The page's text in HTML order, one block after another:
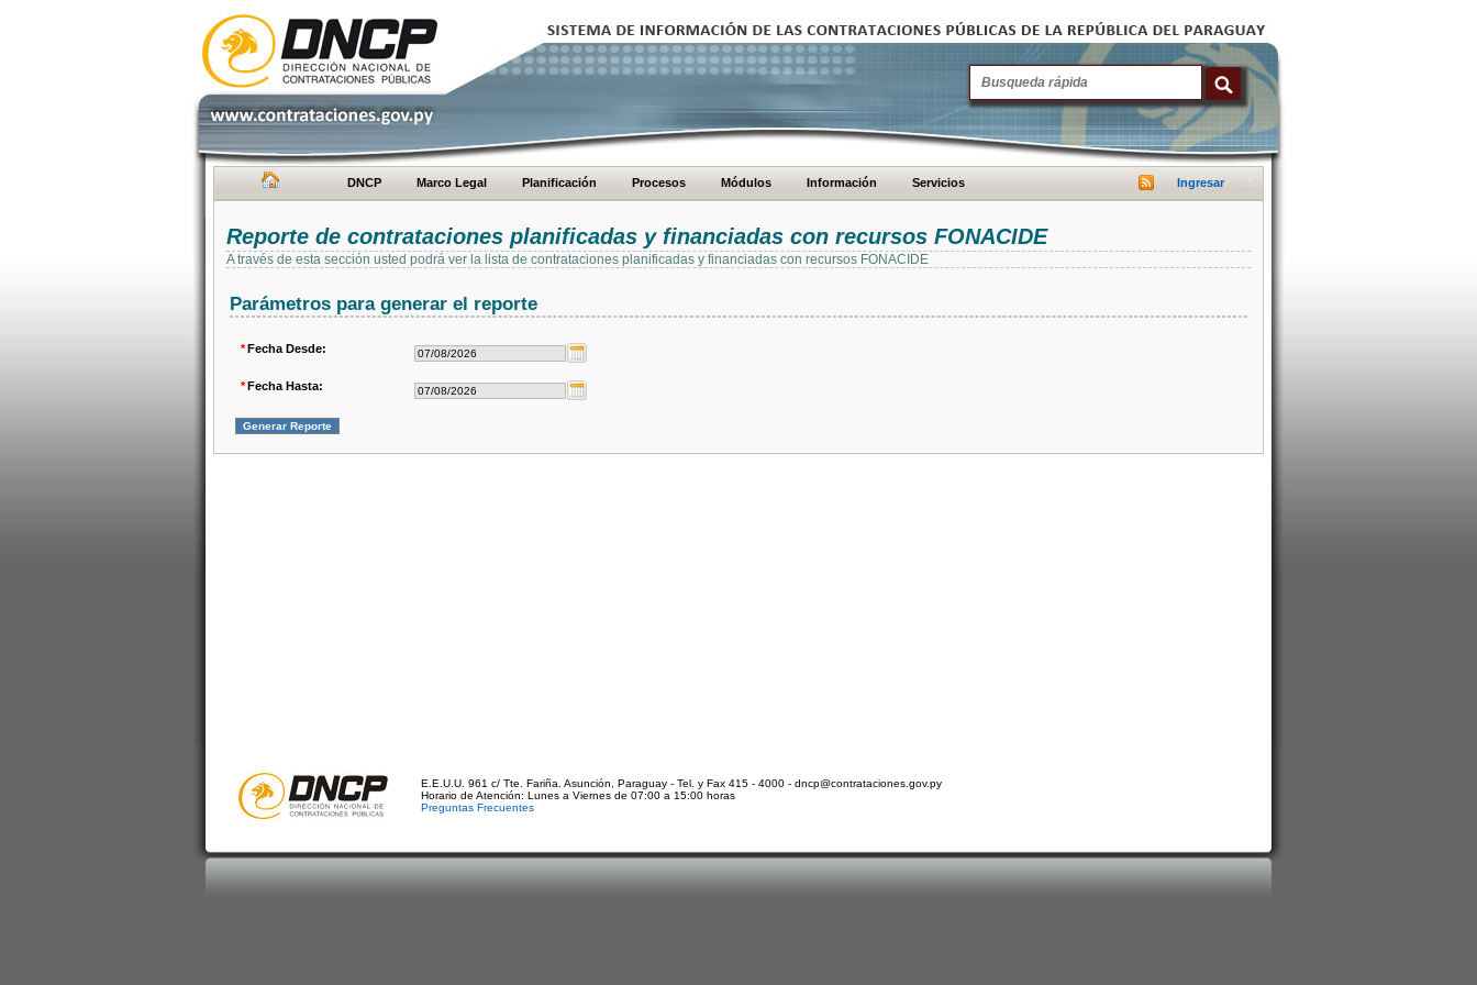
DNCP Marco Legal Planificación Procesos Módulos Información Servicios Ingresar
Reporte de contrataciones planificadas y financiadas con recursos FONACIDE
A través de esta sección usted podrá ver la lista de contrataciones planificadas y financiadas con recursos FONACIDE
Parámetros para generar el reporte
*Fecha Desde:
*Fecha Hasta:
E.E.U.U. 961 c/ Tte. Fariña. Asunción, Paraguay - Tel. y Fax 415 - 4000 - dncp@contrataciones.gov.py
Horario de Atención: Lunes a Viernes de 07:00 a 15:00 horas
Preguntas Frecuentes